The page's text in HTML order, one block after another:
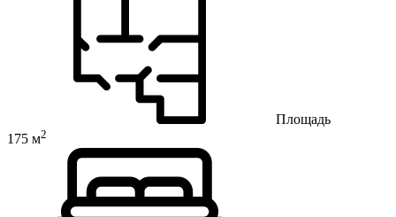
Площадь
175 м2